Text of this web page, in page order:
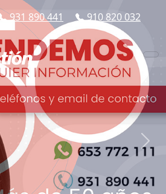
931 890 441 910 820 032
Next